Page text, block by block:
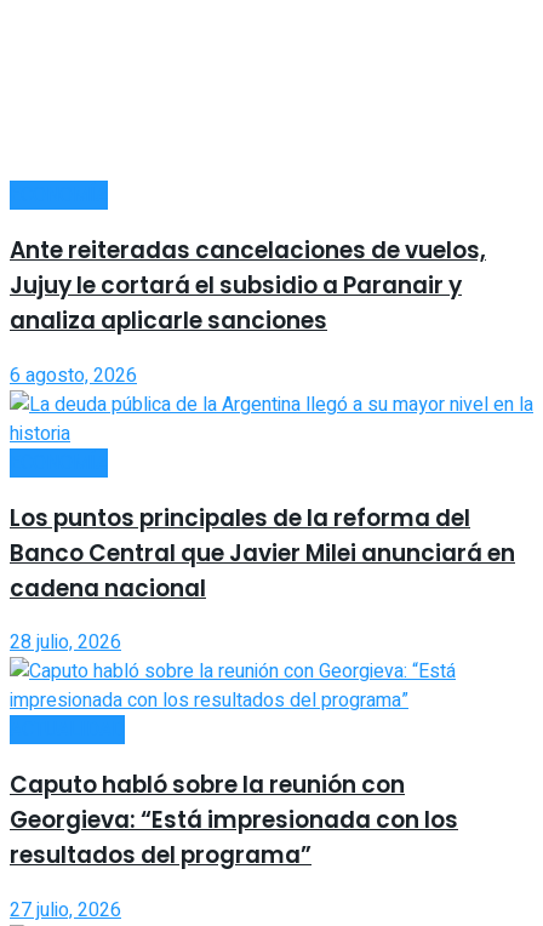
Ante reiteradas cancelaciones de vuelos,
Jujuy le cortará el subsidio a Paranair y
analiza aplicarle sanciones
6 agosto, 2026
Los puntos principales de la reforma del
Banco Central que Javier Milei anunciará en
cadena nacional
28 julio, 2026
Caputo habló sobre la reunión con
Georgieva: “Está impresionada con los
resultados del programa”
27 julio, 2026